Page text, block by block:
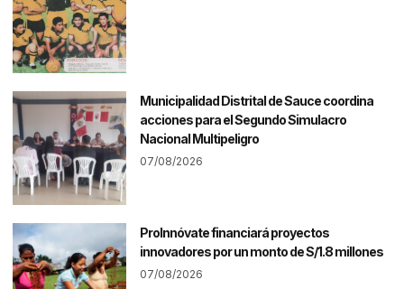
Municipalidad Distrital de Sauce coordina
acciones para el Segundo Simulacro
Nacional Multipeligro
07/08/2026
ProInnóvate financiará proyectos
innovadores por un monto de S/1.8 millones
07/08/2026